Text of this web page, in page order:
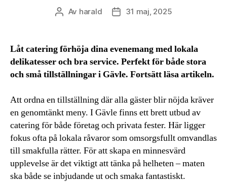
Inläggsförfattare
Av harald Inläggsdatum
31 maj, 2025
Låt catering förhöja dina evenemang med lokala
delikatesser och bra service. Perfekt för både stora
och små tillställningar i Gävle. Fortsätt läsa artikeln.
Att ordna en tillställning där alla gäster blir nöjda kräver
en genomtänkt meny. I Gävle finns ett brett utbud av
catering för både företag och privata fester. Här ligger
fokus ofta på lokala råvaror som omsorgsfullt omvandlas
till smakfulla rätter. För att skapa en minnesvärd
upplevelse är det viktigt att tänka på helheten – maten
ska både se inbjudande ut och smaka fantastiskt.